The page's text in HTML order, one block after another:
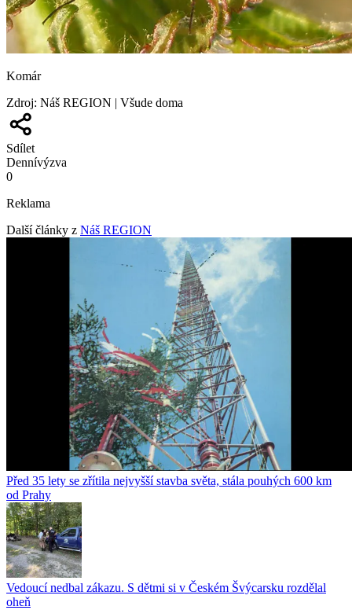
Komár
Zdroj: Náš REGION | Všude doma
Sdílet
Dennívýzva
0
Reklama
Další články z Náš REGION
Před 35 lety se zřítila nejvyšší stavba světa, stála pouhých 600 km
od Prahy
Vedoucí nedbal zákazu. S dětmi si v Českém Švýcarsku rozdělal
oheň